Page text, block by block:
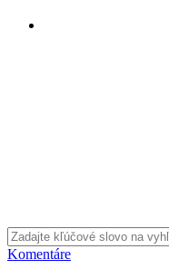
Komentáre